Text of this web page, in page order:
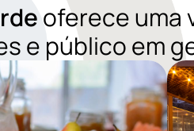
oferece uma
e público em